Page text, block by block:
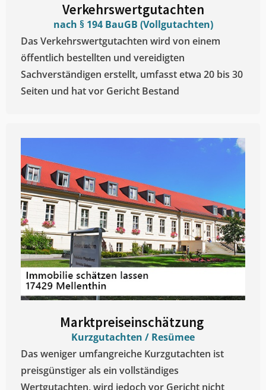
Verkehrswertgutachten
nach § 194 BauGB (Vollgutachten)
Das Verkehrswertgutachten wird von einem
öffentlich bestellten und vereidigten
Sachverständigen erstellt, umfasst etwa 20 bis 30
Seiten und hat vor Gericht Bestand
Marktpreiseinschätzung ​
Kurzgutachten / Resümee
Das weniger umfangreiche Kurzgutachten ist
preisgünstiger als ein vollständiges
Wertgutachten, wird jedoch vor Gericht nicht